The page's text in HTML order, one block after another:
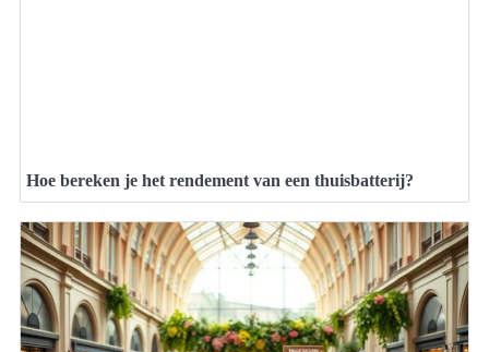
Hoe bereken je het rendement van een thuisbatterij?